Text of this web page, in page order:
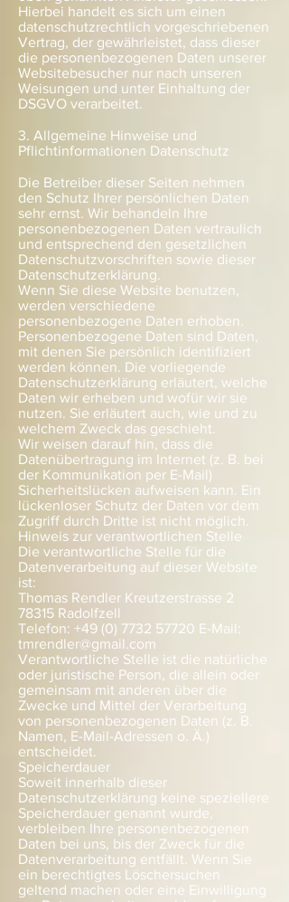
Hierbei handelt es sich um einen
datenschutzrechtlich vorgeschriebenen
Vertrag, der gewährleistet, dass dieser
die personenbezogenen Daten unserer
Websitebesucher nur nach unseren
Weisungen und unter Einhaltung der
DSGVO verarbeitet.
3. Allgemeine Hinweise und
Pflichtinformationen Datenschutz
Die Betreiber dieser Seiten nehmen
den Schutz Ihrer persönlichen Daten
sehr ernst. Wir behandeln Ihre
personenbezogenen Daten vertraulich
und entsprechend den gesetzlichen
Datenschutzvorschriften sowie dieser
Datenschutzerklärung.
Wenn Sie diese Website benutzen,
werden verschiedene
personenbezogene Daten erhoben.
Personenbezogene Daten sind Daten,
mit denen Sie persönlich identifiziert
werden können. Die vorliegende
Datenschutzerklärung erläutert, welche
Daten wir erheben und wofür wir sie
nutzen. Sie erläutert auch, wie und zu
welchem Zweck das geschieht.
Wir weisen darauf hin, dass die
Datenübertragung im Internet (z. B. bei
der Kommunikation per E-Mail)
Sicherheitslücken aufweisen kann. Ein
lückenloser Schutz der Daten vor dem
Zugriff durch Dritte ist nicht möglich.
Hinweis zur verantwortlichen Stelle
Die verantwortliche Stelle für die
Datenverarbeitung auf dieser Website
ist:
Thomas Rendler Kreutzerstrasse 2
78315 Radolfzell
Telefon: +49 (0) 7732 57720 E-Mail:
tmrendler@gmail.com
Verantwortliche Stelle ist die natürliche
oder juristische Person, die allein oder
gemeinsam mit anderen über die
Zwecke und Mittel der Verarbeitung
von personenbezogenen Daten (z. B.
Namen, E-Mail-Adressen o. Ä.)
entscheidet.
Speicherdauer
Soweit innerhalb dieser
Datenschutzerklärung keine speziellere
Speicherdauer genannt wurde,
verbleiben Ihre personenbezogenen
Daten bei uns, bis der Zweck für die
Datenverarbeitung entfällt. Wenn Sie
ein berechtigtes Löschersuchen
geltend machen oder eine Einwilligung